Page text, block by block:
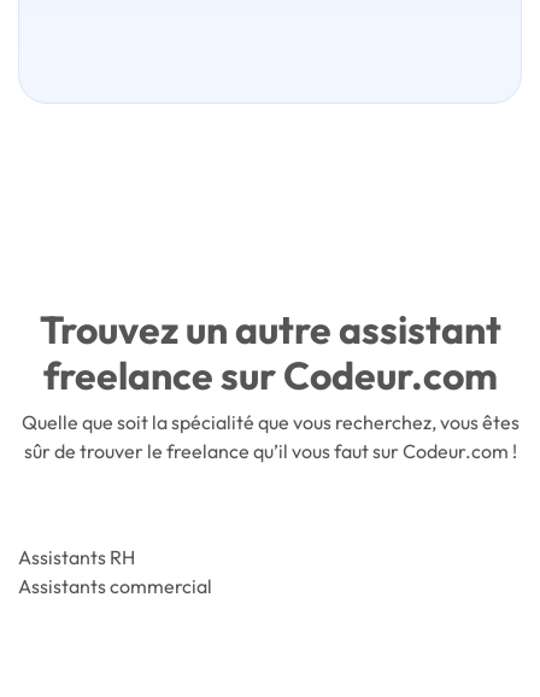
Trouvez un autre assistant
freelance sur Codeur.com
Quelle que soit la spécialité que vous recherchez, vous êtes
sûr de trouver le freelance qu’il vous faut sur Codeur.com !
Assistants RH
Assistants commercial